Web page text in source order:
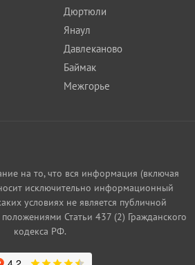
Дюртюли
Янаул
Давлеканово
Баймак
Межгорье
на то, что вся информация (включая
исключительно информационный
условиях не является публичной
Статьи 437 (2) Гражданского
кодекса РФ.